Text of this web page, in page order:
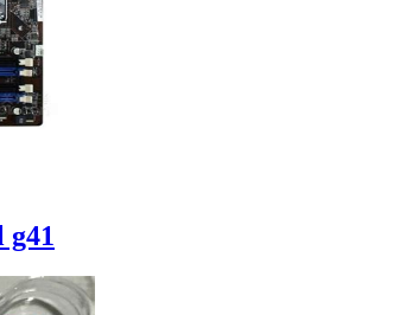
g41